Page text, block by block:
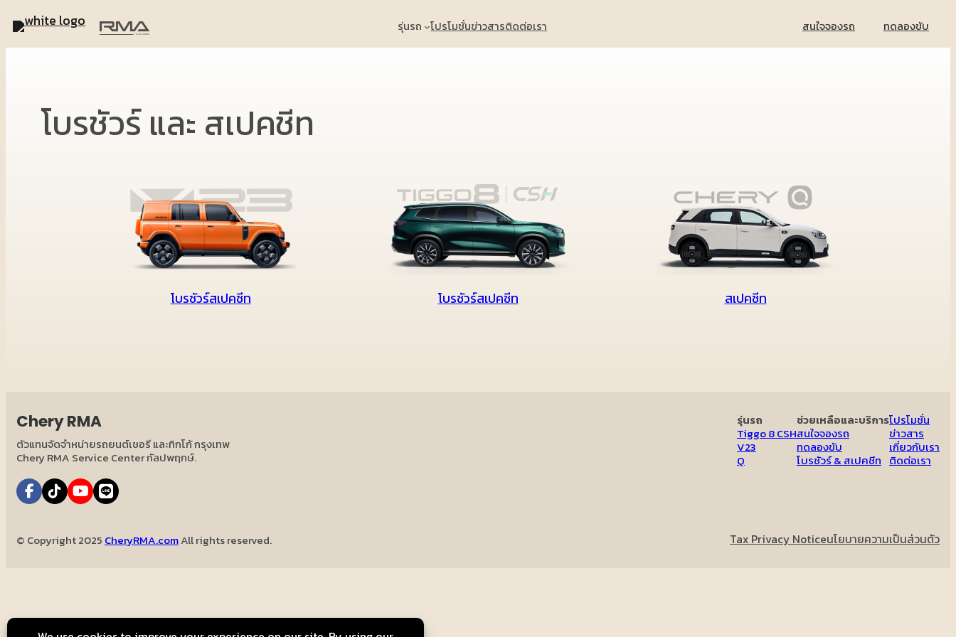
to
content
รุ่นรถ โปรโมชั่นข่าวสารติดต่อเรา สนใจจองรถ ทดลองขับ
โบรชัวร์ และ สเปคชีท
โบรชัวร์สเปคชีท โบรชัวร์สเปคชีท สเปคชีท
Chery RMA
ตัวแทนจัดจำหน่ายรถยนต์เชอรี และทิกโก้ กรุงเทพ
Chery RMA Service Center กัลปพฤกษ์.
รุ่นรถ
Tiggo 8 CSH
V23
Q
ช่วยเหลือและบริการ
สนใจจองรถ
ทดลองขับ
โบรชัวร์ & สเปคชีท
โปรโมชั่น
ข่าวสาร
เกี่ยวกับเรา
ติดต่อเรา
© Copyright2025 CheryRMA.comAll rights reserved. Tax Privacy Noticeนโยบายความเป็นส่วนตัว